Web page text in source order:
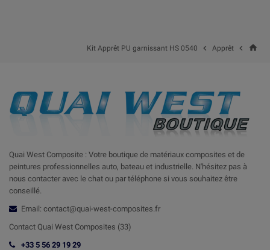
home

Apprêt

Kit Apprêt PU garnissant HS 0540
Quai West Composite : Votre boutique de matériaux composites et de
peintures professionnelles auto, bateau et industrielle. N'hésitez pas à
nous contacter avec le chat ou par téléphone si vous souhaitez être
conseillé.
Email: contact@quai-west-composites.fr
Contact Quai West Composites (33)
+33 5 56 29 19 29